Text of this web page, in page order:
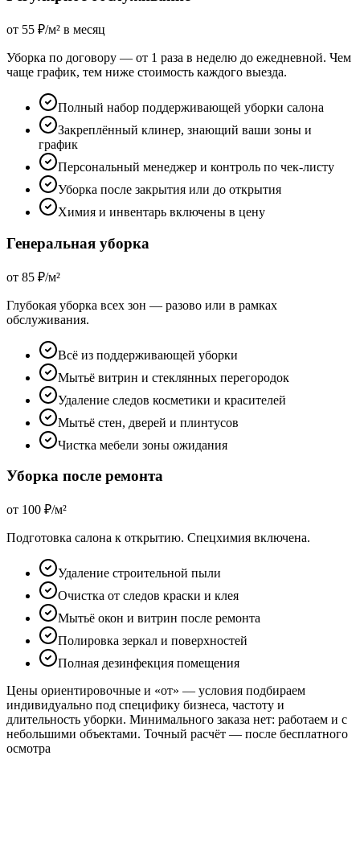
от 55 ₽/м² в месяц
Уборка по договору — от 1 раза в неделю до ежедневной. Чем
чаще график, тем ниже стоимость каждого выезда.
Полный набор поддерживающей уборки салона
Закреплённый клинер, знающий ваши зоны и
график
Персональный менеджер и контроль по чек-листу
Уборка после закрытия или до открытия
Химия и инвентарь включены в цену
Генеральная уборка
от 85 ₽/м²
Глубокая уборка всех зон — разово или в рамках
обслуживания.
Всё из поддерживающей уборки
Мытьё витрин и стеклянных перегородок
Удаление следов косметики и красителей
Мытьё стен, дверей и плинтусов
Чистка мебели зоны ожидания
Уборка после ремонта
от 100 ₽/м²
Подготовка салона к открытию. Спецхимия включена.
Удаление строительной пыли
Очистка от следов краски и клея
Мытьё окон и витрин после ремонта
Полировка зеркал и поверхностей
Полная дезинфекция помещения
Цены ориентировочные и «от» — условия подбираем
индивидуально под специфику бизнеса, частоту и
длительность уборки. Минимального заказа нет: работаем и с
небольшими объектами. Точный расчёт — после бесплатного
осмотра